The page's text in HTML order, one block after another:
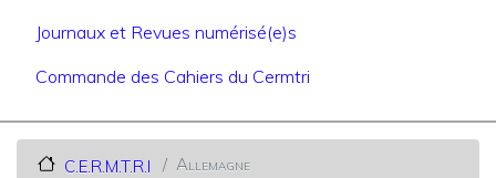
Journaux et Revues numérisé(e)s
Commande des Cahiers du Cermtri
C.E.R.M.T.R.I Allemagne